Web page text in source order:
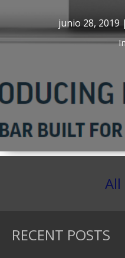
junio 28, 2019
All
RECENT POSTS